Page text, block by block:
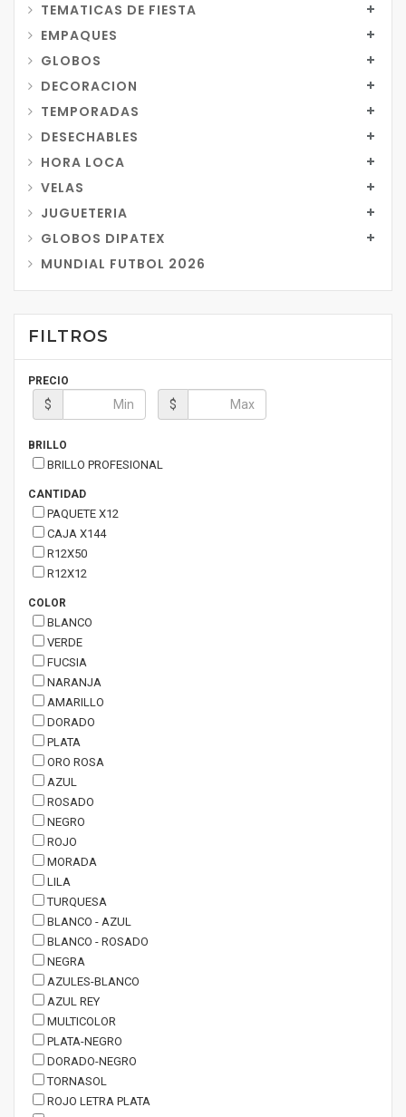
TEMATICAS DE FIESTA
EMPAQUES
GLOBOS
DECORACION
TEMPORADAS
DESECHABLES
HORA LOCA
VELAS
JUGUETERIA
GLOBOS DIPATEX
MUNDIAL FUTBOL 2026
FILTROS
PRECIO
$ $
BRILLO
BRILLO PROFESIONAL
CANTIDAD
PAQUETE X12
CAJA X144
R12X50
R12X12
COLOR
BLANCO
VERDE
FUCSIA
NARANJA
AMARILLO
DORADO
PLATA
ORO ROSA
AZUL
ROSADO
NEGRO
ROJO
MORADA
LILA
TURQUESA
BLANCO - AZUL
BLANCO - ROSADO
NEGRA
AZULES-BLANCO
AZUL REY
MULTICOLOR
PLATA-NEGRO
DORADO-NEGRO
TORNASOL
ROJO LETRA PLATA